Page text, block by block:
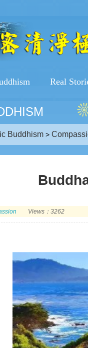
Real
Buddhism>
Views：3262